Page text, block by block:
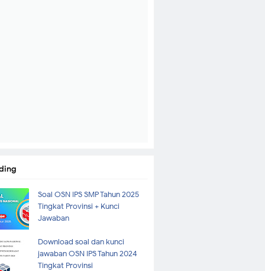
Soal OSN IPS SMP Tahun 2025
Tingkat Provinsi + Kunci
Jawaban
Download soal dan kunci
jawaban OSN IPS Tahun 2024
Tingkat Provinsi